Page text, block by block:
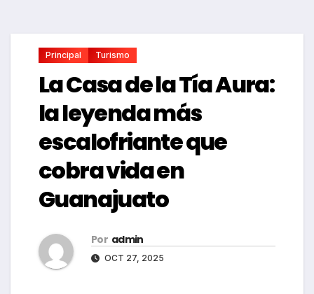
Principal Turismo
La Casa de la Tía Aura:
la leyenda más
escalofriante que
cobra vida en
Guanajuato
Por admin
OCT 27, 2025